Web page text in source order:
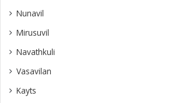
Nunavil
Mirusuvil
Navathkuli
Vasavilan
Kayts